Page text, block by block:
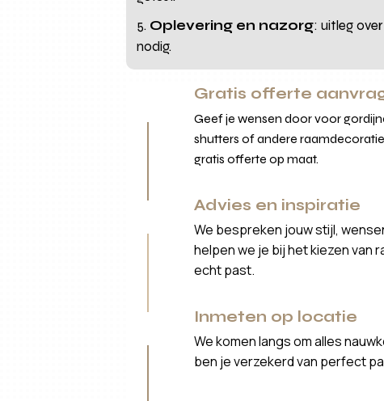
Oplevering en nazorg: uitleg
nodig.
Gratis offerte
Geef je wensen door voor
shutters of andere
gratis offerte op maat.
Advies en inspiratie
We bespreken jouw stijl,
helpen we je bij het kiezen van
echt past.
Inmeten op locatie
We komen langs om alles
ben je verzekerd van perfect